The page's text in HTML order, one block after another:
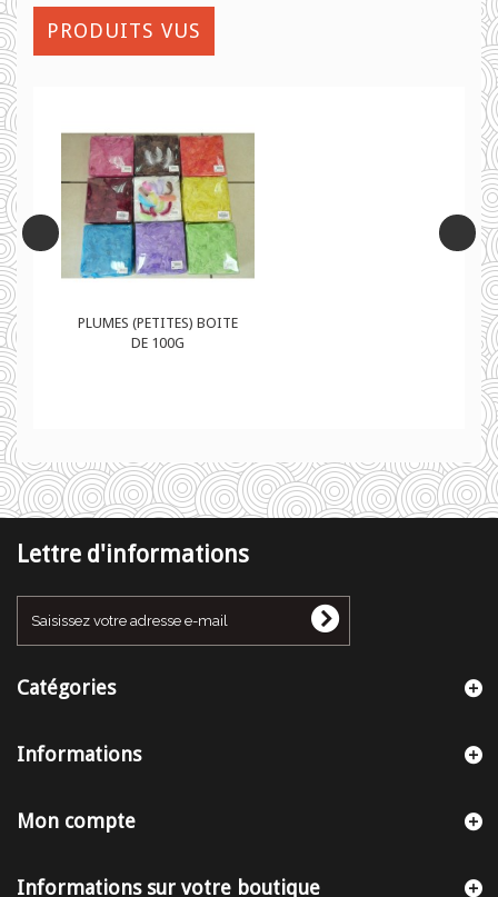
PRODUITS VUS
PLUMES (PETITES) BOITE
DE 100G
Lettre d'informations
Catégories
Informations
Mon compte
Informations sur votre boutique